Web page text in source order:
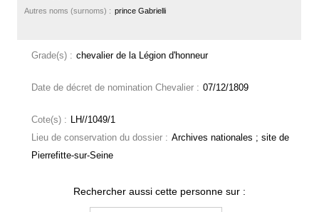
Autres noms (surnoms) : prince Gabrielli
Grade(s) : chevalier de la Légion d'honneur
Date de décret de nomination Chevalier : 07/12/1809
Cote(s) : LH//1049/1
Lieu de conservation du dossier : Archives nationales ; site de
Pierrefitte-sur-Seine
Rechercher aussi cette personne sur :